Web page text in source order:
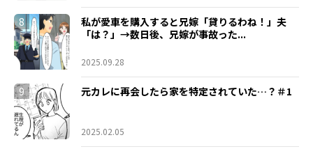
8
私が愛車を購入すると兄嫁「貸りるわね！」夫
「は？」→数日後、兄嫁が事故った...
2025.09.28
9 元カレに再会したら家を特定されていた…？＃1
2025.02.05